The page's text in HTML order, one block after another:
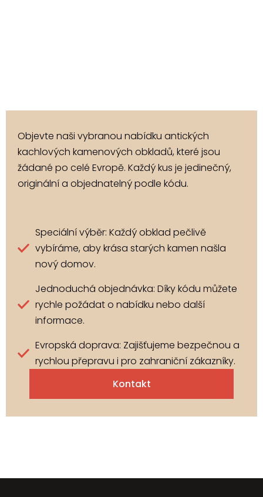
Objevte naši vybranou nabídku antických
kachlových kamenových obkladů, které jsou
žádané po celé Evropě. Každý kus je jedinečný,
originální a objednatelný podle kódu.
Speciální výběr: Každý obklad pečlivě
vybíráme, aby krása starých kamen našla
nový domov.
Jednoduchá objednávka: Díky kódu můžete
rychle požádat o nabídku nebo další
informace.
Evropská doprava: Zajišťujeme bezpečnou a
rychlou přepravu i pro zahraniční zákazníky.
Kontakt